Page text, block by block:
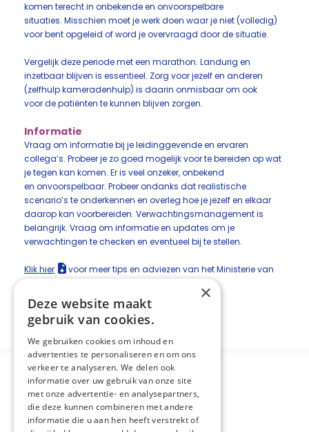
komen terecht in onbekende en onvoorspelbare
situaties. Misschien moet je werk doen waar je niet (volledig)
voor bent opgeleid of word je overvraagd door de situatie.
Vergelijk deze periode met een marathon. Landurig en
inzetbaar blijven is essentieel. Zorg voor jezelf en anderen
(zelfhulp kameradenhulp) is daarin onmisbaar om ook
voor de patiënten te kunnen blijven zorgen.
Informatie
Vraag om informatie bij je leidinggevende en ervaren
collega’s. Probeer je zo goed mogelijk voor te bereiden op wat
je tegen kan komen. Er is veel onzeker, onbekend
en onvoorspelbaar. Probeer ondanks dat realistische
scenario’s te onderkennen en overleg hoe je jezelf en elkaar
daarop kan voorbereiden. Verwachtingsmanagement is
belangrijk. Vraag om informatie en updates om je
verwachtingen te checken en eventueel bij te stellen.
Klik hier
voor meer tips en adviezen van het Ministerie van
Deel deze pagina:
×
Deze website maakt
gebruik van cookies.
We gebruiken cookies om inhoud en
advertenties te personaliseren en om ons
verkeer te analyseren. We delen ook
informatie over uw gebruik van onze site
met onze advertentie- en analysepartners,
die deze kunnen combineren met andere
informatie die u aan hen heeft verstrekt of